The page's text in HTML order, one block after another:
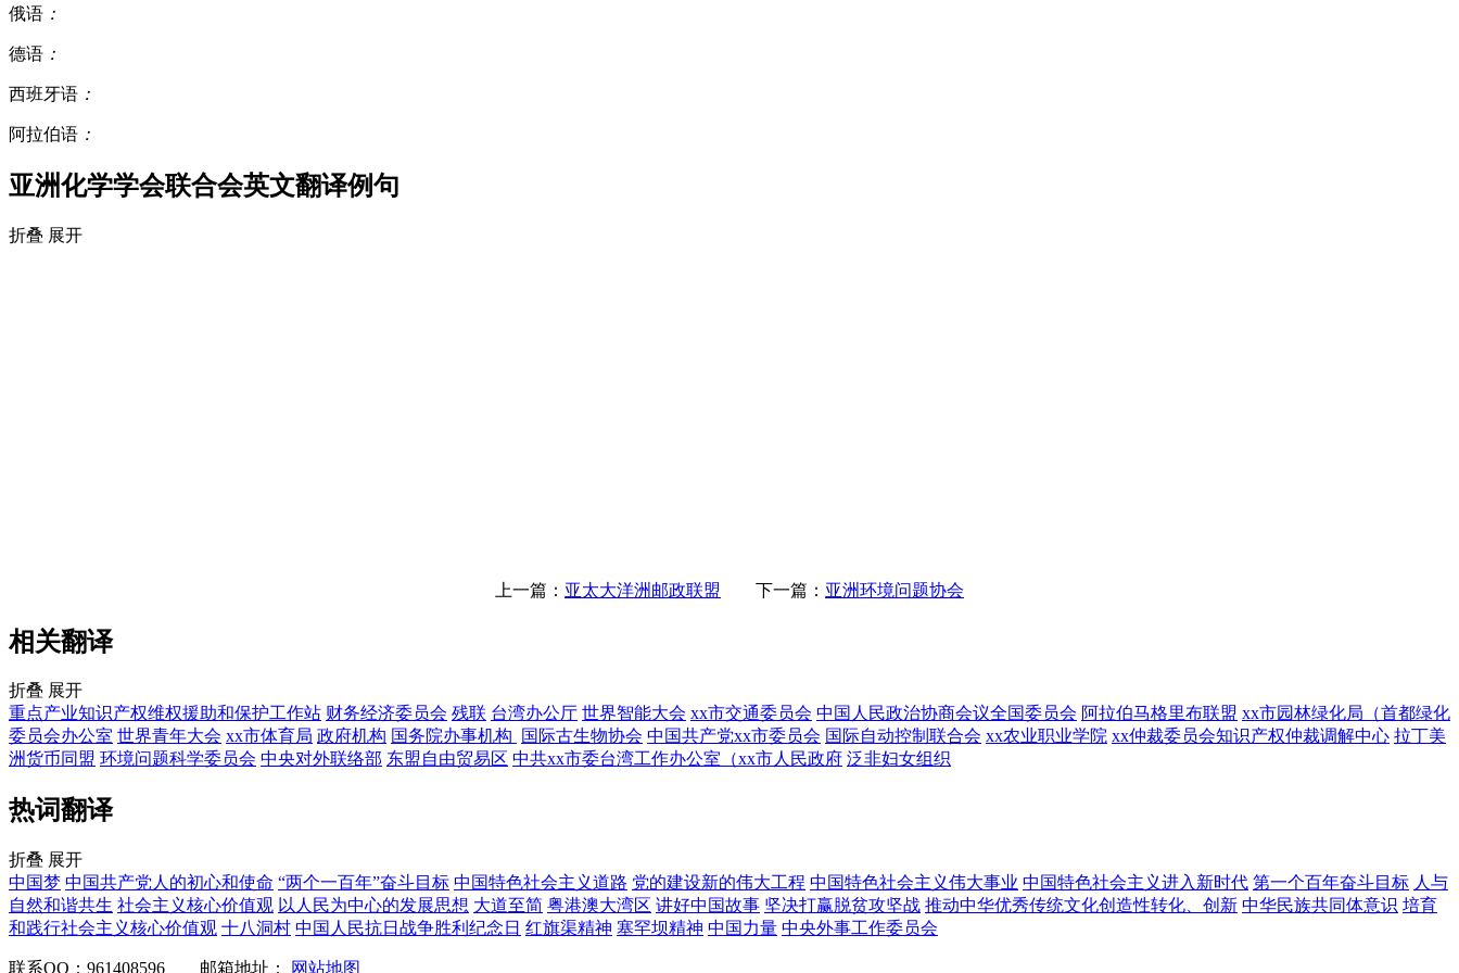
俄语 ：
德语 ：
西班牙语 ：
阿拉伯语 ：
亚洲化学学会联合会英文翻译例句
折叠 展开
上一篇： 亚太大洋洲邮政联盟 下一篇： 亚洲环境问题协会
相关翻译
折叠 展开
重点产业知识产权维权援助和保护工作站 财务经济委员会 残联 台湾办公厅 世界智能大会 xx市交通委员会 中国人民政治协商会议全国委员会 阿拉伯马格里布联盟 xx市园林绿化局（首都绿化
委员会办公室 世界青年大会 xx市体育局 政府机构 国务院办事机构 国际古生物协会 中国共产党xx市委员会 国际自动控制联合会 xx农业职业学院 xx仲裁委员会知识产权仲裁调解中心 拉丁美
洲货币同盟 环境问题科学委员会 中央对外联络部 东盟自由贸易区 中共xx市委台湾工作办公室（xx市人民政府 泛非妇女组织
热词翻译
折叠 展开
中国梦 中国共产党人的初心和使命 “两个一百年”奋斗目标 中国特色社会主义道路 党的建设新的伟大工程 中国特色社会主义伟大事业 中国特色社会主义进入新时代 第一个百年奋斗目标 人与
自然和谐共生 社会主义核心价值观 以人民为中心的发展思想 大道至简 粤港澳大湾区 讲好中国故事 坚决打赢脱贫攻坚战 推动中华优秀传统文化创造性转化、创新 中华民族共同体意识 培育
和践行社会主义核心价值观 十八洞村 中国人民抗日战争胜利纪念日 红旗渠精神 塞罕坝精神 中国力量 中央外事工作委员会
联系QQ：961408596 邮箱地址： 网站地图